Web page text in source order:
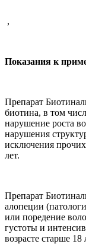
,
Показания к
Препарат
биотина, в том
нарушение роста
нарушения
исключения
лет.
Препарат
алопеции
или поредение
густоты и
возрасте старше 18